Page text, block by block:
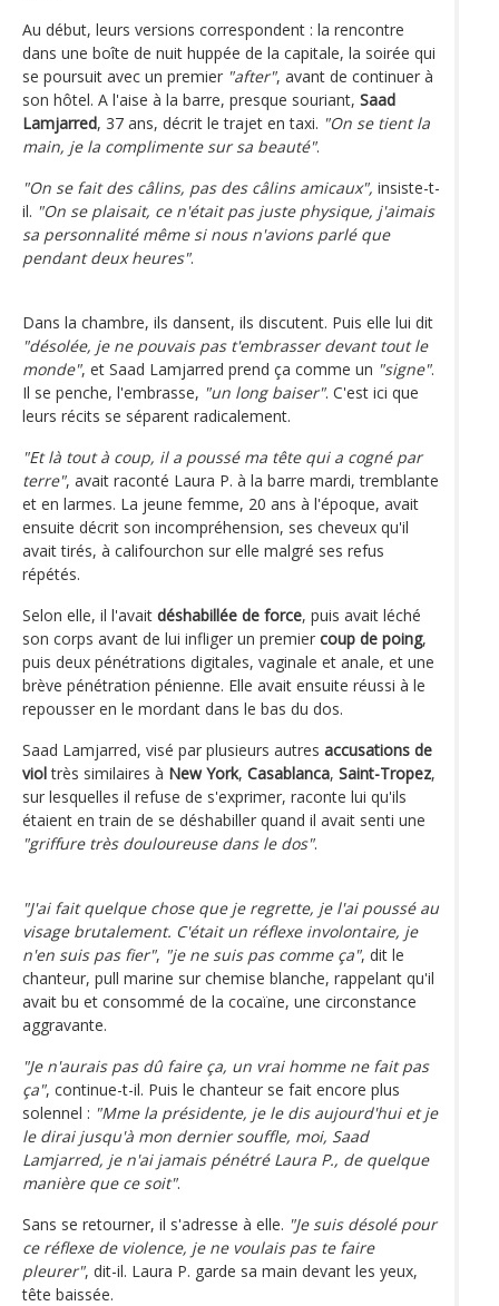
Au début, leurs versions correspondent : la rencontre
dans une boîte de nuit huppée de la capitale, la soirée qui
se poursuit avec un premier "after", avant de continuer à
son hôtel. A l'aise à la barre, presque souriant, Saad
Lamjarred, 37 ans, décrit le trajet en taxi. "On se tient la
main, je la complimente sur sa beauté".
"On se fait des câlins, pas des câlins amicaux", insiste-t-
il. "On se plaisait, ce n'était pas juste physique, j'aimais
sa personnalité même si nous n'avions parlé que
pendant deux heures".
Dans la chambre, ils dansent, ils discutent. Puis elle lui dit
"désolée, je ne pouvais pas t'embrasser devant tout le
monde", et Saad Lamjarred prend ça comme un "signe".
Il se penche, l'embrasse, "un long baiser". C'est ici que
leurs récits se séparent radicalement.
"Et là tout à coup, il a poussé ma tête qui a cogné par
terre", avait raconté Laura P. à la barre mardi, tremblante
et en larmes. La jeune femme, 20 ans à l'époque, avait
ensuite décrit son incompréhension, ses cheveux qu'il
avait tirés, à califourchon sur elle malgré ses refus
répétés.
Selon elle, il l'avait déshabillée de force, puis avait léché
son corps avant de lui infliger un premier coup de poing,
puis deux pénétrations digitales, vaginale et anale, et une
brève pénétration pénienne. Elle avait ensuite réussi à le
repousser en le mordant dans le bas du dos.
Saad Lamjarred, visé par plusieurs autres accusations de
violtrès similaires à New York, Casablanca, Saint-Tropez,
sur lesquelles il refuse de s'exprimer, raconte lui qu'ils
étaient en train de se déshabiller quand il avait senti une
"griffure très douloureuse dans le dos".
"J'ai fait quelque chose que je regrette, je l'ai poussé au
visage brutalement. C'était un réflexe involontaire, je
n'en suis pas fier", "je ne suis pas comme ça", dit le
chanteur, pull marine sur chemise blanche, rappelant qu'il
avait bu et consommé de la cocaïne, une circonstance
aggravante.
"Je n'aurais pas dû faire ça, un vrai homme ne fait pas
ça", continue-t-il. Puis le chanteur se fait encore plus
solennel : "Mme la présidente, je le dis aujourd'hui et je
le dirai jusqu'à mon dernier souffle, moi, Saad
Lamjarred, je n'ai jamais pénétré Laura P., de quelque
manière que ce soit".
Sans se retourner, il s'adresse à elle. "Je suis désolé pour
ce réflexe de violence, je ne voulais pas te faire
pleurer", dit-il. Laura P. garde sa main devant les yeux,
tête baissée.